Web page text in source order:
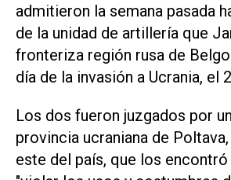
admitieron la semana pasada
de la unidad de artillería que
fronteriza región rusa de
día de la invasión a Ucrania, el
Los dos fueron juzgados por
provincia ucraniana de
este del país, que los